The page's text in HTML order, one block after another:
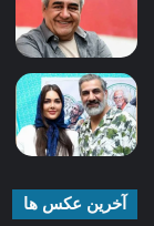
آخرین عکس ها